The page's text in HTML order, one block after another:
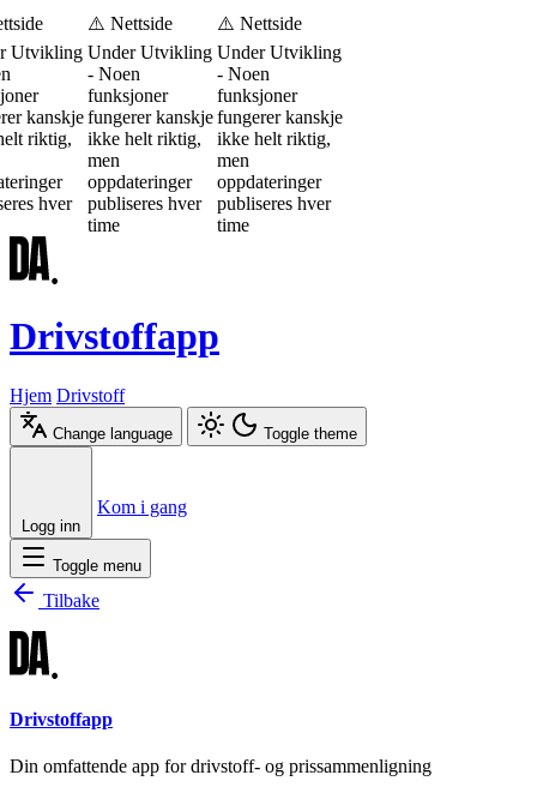
Utvikling
kanskje
riktig,
hver
⚠️ Nettside
Under Utvikling
- Noen
funksjoner
fungerer kanskje
ikke helt riktig,
men
oppdateringer
publiseres hver
time
⚠️ Nettside
Under Utvikling
- Noen
funksjoner
fungerer kanskje
ikke helt riktig,
men
oppdateringer
publiseres hver
time
Drivstoffapp
Hjem Drivstoff
Change language Toggle theme
Logg inn
Kom i gang
Toggle menu
Tilbake
Drivstoffapp
Din omfattende app for drivstoff- og prissammenligning